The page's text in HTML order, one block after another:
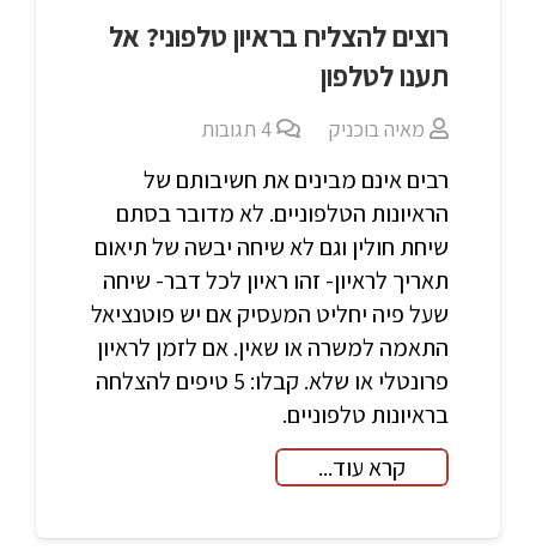
רוצים להצליח בראיון טלפוני? אל
תענו לטלפון
מאיה בוכניק 4 תגובות
רבים אינם מבינים את חשיבותם של
הראיונות הטלפוניים. לא מדובר בסתם
שיחת חולין וגם לא שיחה יבשה של תיאום
תאריך לראיון- זהו ראיון לכל דבר- שיחה
שעל פיה יחליט המעסיק אם יש פוטנציאל
התאמה למשרה או שאין. אם לזמן לראיון
פרונטלי או שלא. קבלו: 5 טיפים להצלחה
בראיונות טלפוניים.
קרא עוד...